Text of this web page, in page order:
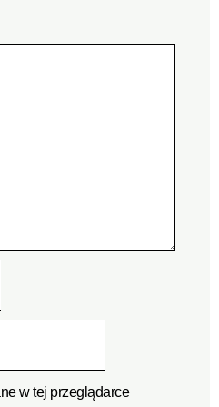
w tej przeglądarce